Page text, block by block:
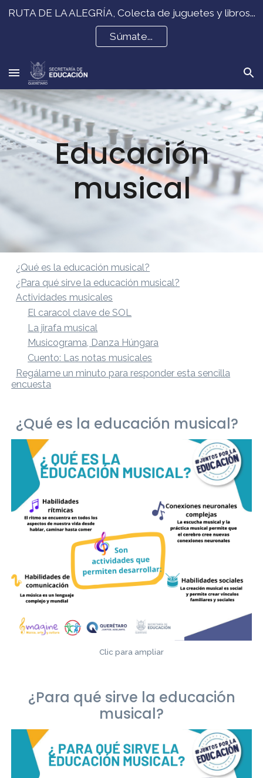
Skip to navigation
RUTA DE LA ALEGRÍA, Colecta de juguetes y libros...
Súmate...
Educación
musical
¿Qué es la educación musical?
¿Para qué sirve la educación musical?
Actividades musicales
El caracol clave de SOL
La jirafa musical
Musicograma, Danza Húngara
Cuento: Las notas musicales
Regálame un minuto para responder esta sencilla
encuesta
¿Qué es la educación musical?
Clic para ampliar
¿Para qué sirve la educación
musical?